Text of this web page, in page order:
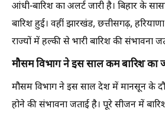
आंधी-बारिश का अलर्ट जारी है। बिहार के
बारिश हुई। वहीं झारखंड, छत्तीसगढ़,
राज्यों में हल्की से भारी बारिश की संभावना
मौसम विभाग ने इस साल कम बारिश का
मौसम विभाग ने इस साल देश में मानसून के
होने की संभावना जताई है। पूरे सीजन में